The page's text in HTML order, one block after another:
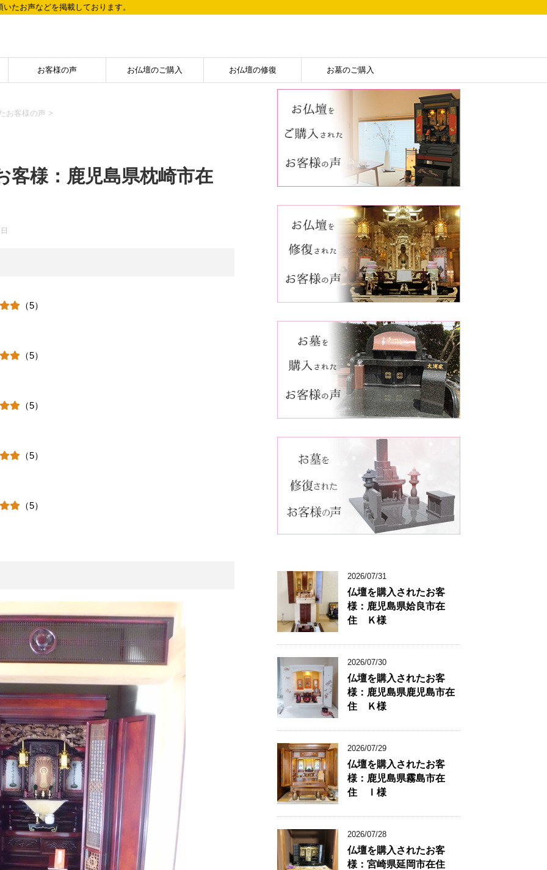
たお声などを掲載しております。
お客様の声 お仏壇のご購入 お仏壇の修復 お墓のご購入
お客様の声 >
客様：鹿児島県枕崎市在
（5）
（5）
（5）
（5）
（5）
2026/07/31
仏壇を購入されたお客
様：鹿児島県姶良市在
住 Ｋ様
2026/07/30
仏壇を購入されたお客
様：鹿児島県鹿児島市在
住 Ｋ様
2026/07/29
仏壇を購入されたお客
様：鹿児島県霧島市在
住 Ｉ様
2026/07/28
仏壇を購入されたお客
様：宮崎県延岡市在住